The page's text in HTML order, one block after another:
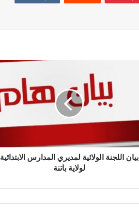
بيان اللجنة الولائية لمديري المدارس الابتدائية
لولاية باتنة